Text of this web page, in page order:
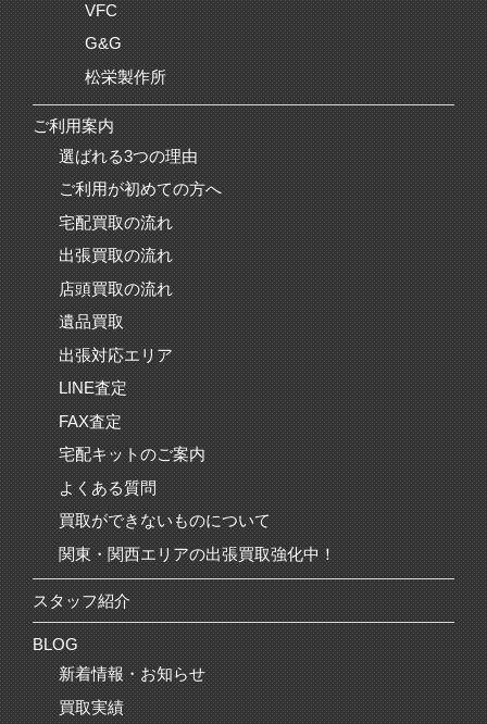
VFC
G&G
松栄製作所
ご利用案内
選ばれる3つの理由
ご利用が初めての方へ
宅配買取の流れ
出張買取の流れ
店頭買取の流れ
遺品買取
出張対応エリア
LINE査定
FAX査定
宅配キットのご案内
よくある質問
買取ができないものについて
関東・関西エリアの出張買取強化中！
スタッフ紹介
BLOG
新着情報・お知らせ
買取実績